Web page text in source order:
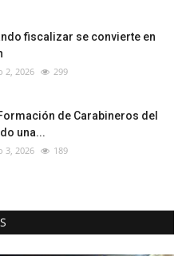
fiscalizar se convierte en
2, 2026 299
de Carabineros del
una...
3, 2026 189